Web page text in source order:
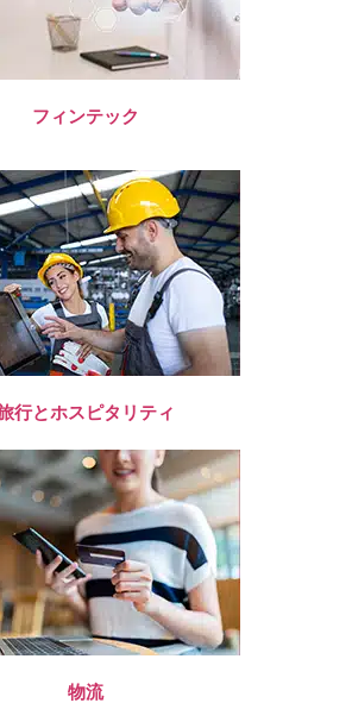
フィンテック
行とホスピタリティ
物流